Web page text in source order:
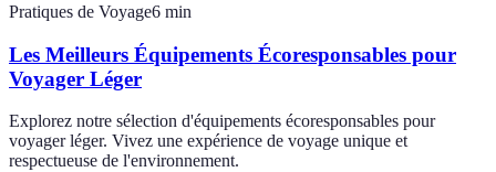
Pratiques de Voyage6 min
Les Meilleurs Équipements Écoresponsables pour
Voyager Léger
Explorez notre sélection d'équipements écoresponsables pour
voyager léger. Vivez une expérience de voyage unique et
respectueuse de l'environnement.